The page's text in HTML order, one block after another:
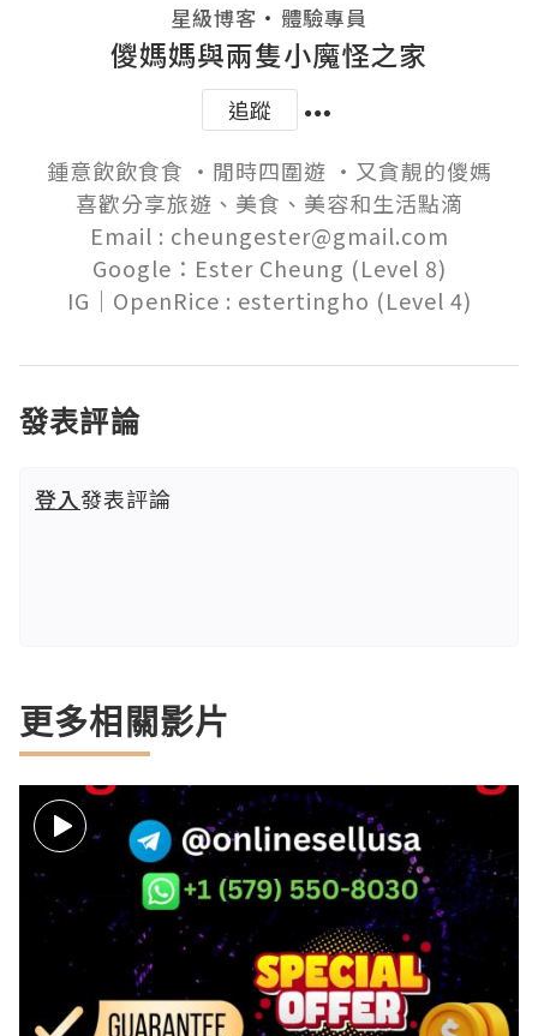
星級博客 ・ 體驗專員
儍媽媽與兩隻小魔怪之家
追蹤
鍾意飲飲食食 ‧閒時四圍遊 ‧又貪靚的儍媽
喜歡分享旅遊、美食、美容和生活點滴
Email : cheungester@gmail.com
Google：Ester Cheung (Level 8)
發表評論
登入發表評論
更多相關影片